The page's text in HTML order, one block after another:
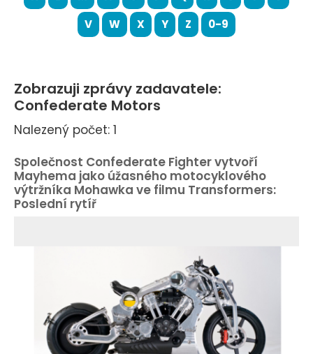
V
W X Y Z 0-9
Zobrazuji zprávy zadavatele:
Confederate Motors
Nalezený počet: 1
Společnost Confederate Fighter vytvoří
Mayhema jako úžasného motocyklového
výtržníka Mohawka ve filmu Transformers:
Poslední rytíř